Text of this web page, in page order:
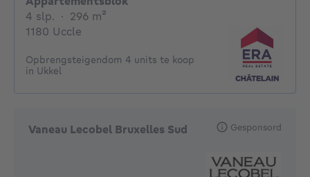
4 slp. 4 slaapkamers
· 296 m²
1180 Uccle
Opbrengsteigendom 4 units te koop
in Ukkel
Vaneau Lecobel Bruxelles Sud Gesponsord